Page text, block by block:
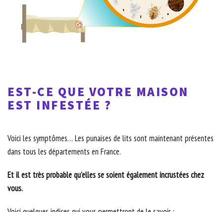
EST-CE QUE VOTRE MAISON
EST INFESTÉE ?
Voici les symptômes… Les punaises de lits sont maintenant présentes
dans tous les départements en France.
Et il est très probable qu’elles se soient également incrustées chez
vous.